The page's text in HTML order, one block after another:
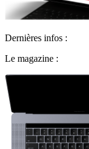
Dernières infos :
Le magazine :